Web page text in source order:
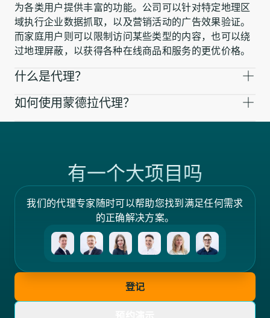
为各类用户提供丰富的功能。公司可以针对特定地理区
域执行企业数据抓取，以及营销活动的广告效果验证。
而家庭用户则可以限制访问某些类型的内容，也可以绕
过地理屏蔽，以获得各种在线商品和服务的更优价格。
什么是代理？
如何使用蒙德拉代理？
有一个大项目吗
我们的代理专家随时可以帮助您找到满足任何需求
的正确解决方案。
登记